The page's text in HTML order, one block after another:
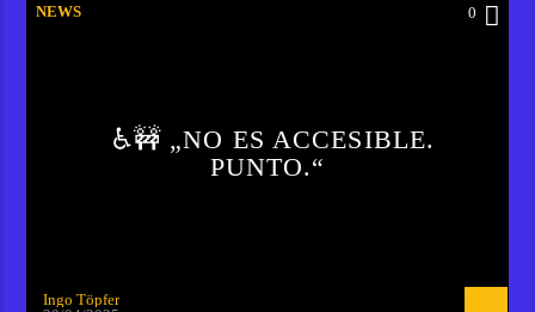
NEWS 0
♿🚧 „NO ES ACCESIBLE.
PUNTO.“
Ingo Töpfer